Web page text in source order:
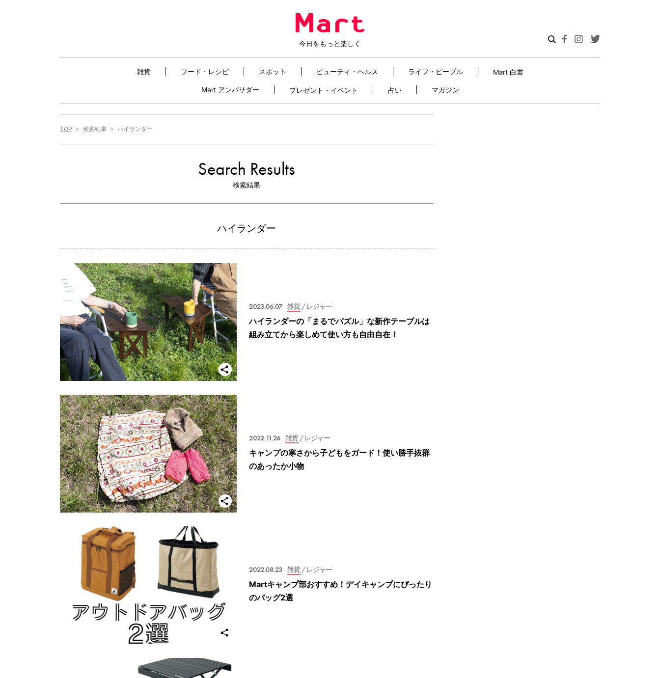
今日をもっと楽しく
雑貨 フード・レシピ スポット ビューティ・ヘルス ライフ・ピープル Mart 白書
Mart アンバサダー プレゼント・イベント 占い マガジン
TOP 検索結果 ハイランダー
Search Results
検索結果
ハイランダー
2023.06.07 雑貨/ レジャー
ハイランダーの「まるでパズル」な新作テーブルは
組み立てから楽しめて使い方も自由自在！
2022.11.26 雑貨/ レジャー
キャンプの寒さから子どもをガード！使い勝手抜群
のあったか小物
2022.08.23 雑貨/ レジャー
Martキャンプ部おすすめ！デイキャンプにぴったり
のバッグ2選